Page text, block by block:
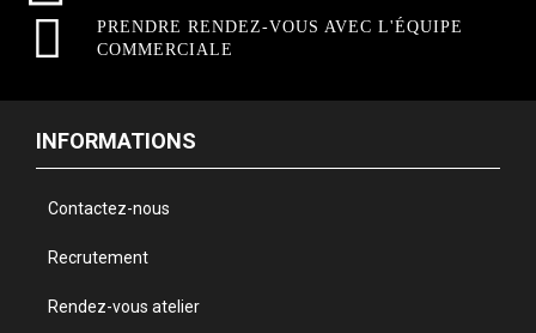
PRENDRE RENDEZ-VOUS AVEC L'ÉQUIPE
COMMERCIALE
INFORMATIONS
Contactez-nous
Recrutement
Rendez-vous atelier